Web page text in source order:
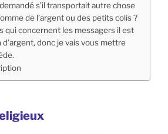
s’il transportait autre chose
de l’argent ou des petits colis ?
qui concernent les messagers il est
donc je vais vous mettre